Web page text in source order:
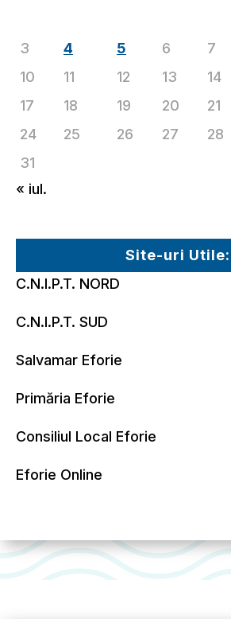
3
4 5 6 7
10
11 12 13 14
17
18 19 20 21
24
25 26 27 28
31
« iul.
Site-uri Utile:
C.N.I.P.T. NORD
C.N.I.P.T. SUD
Salvamar Eforie
Primăria Eforie
Consiliul Local Eforie
Eforie Online